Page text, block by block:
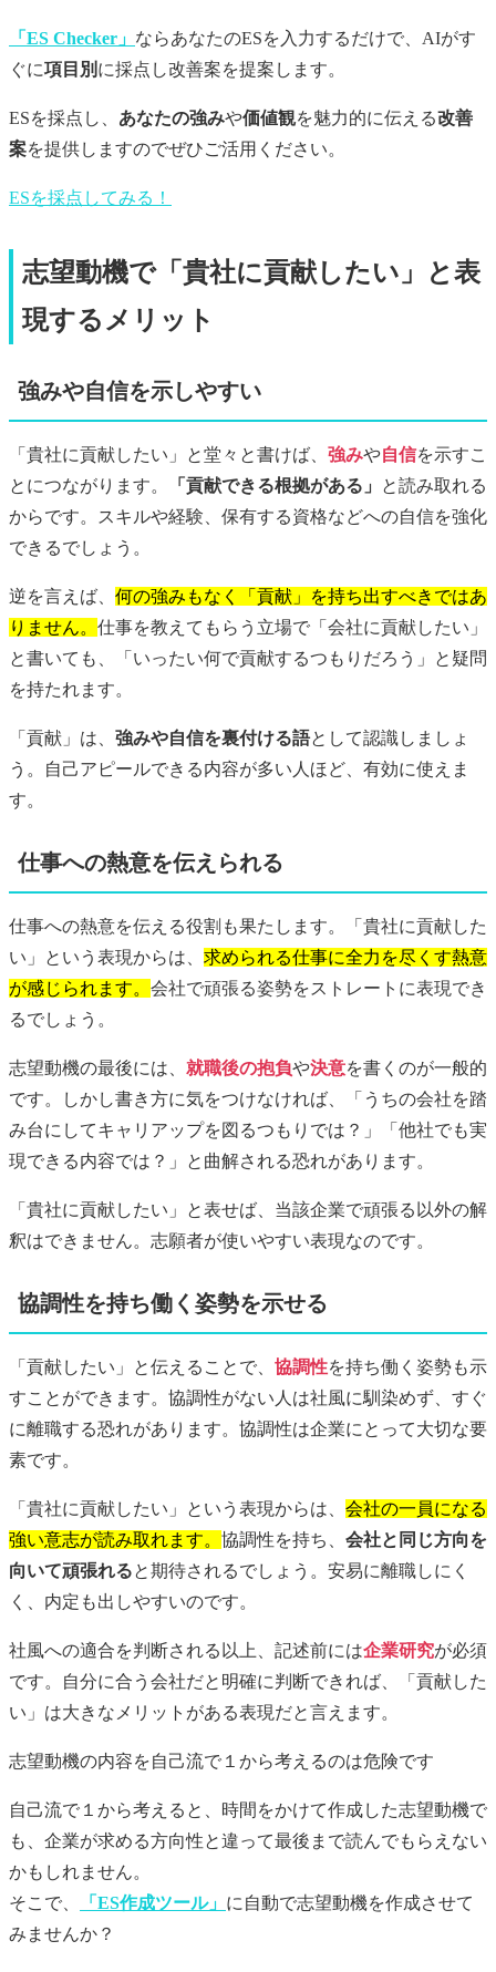
「ES Checker」 ならあなたのESを入力するだけで、AIがす
ぐに項目別 に採点し改善案を提案します。
ESを採点し、 あなたの強みや価値観を魅力的に伝える改善
案を提供しますのでぜひご活用ください。
ESを採点してみる！
志望動機で「貴社に貢献したい」と表
現するメリット
強みや自信を示しやすい
「貴社に貢献したい」と堂々と書けば、 強みや自信を示すこ
とにつながります。
「貢献できる根拠がある」
と読み取れる
からです。スキルや経験、保有する資格などへの自信を強化
できるでしょう。
逆を言えば、 何の強みもなく「貢献」を持ち出すべきではあ
りません。 仕事を教えてもらう立場で「会社に貢献したい」
と書いても、「いったい何で貢献するつもりだろう」と疑問
を持たれます。
「貢献」は、 強みや自信を裏付ける語として認識しましょ
う。自己アピールできる内容が多い人ほど、有効に使えま
す。
仕事への熱意を伝えられる
仕事への熱意を伝える役割も果たします。「貴社に貢献した
い」という表現からは、 求められる仕事に全力を尽くす熱意
が感じられます。 会社で頑張る姿勢をストレートに表現でき
るでしょう。
志望動機の最後には、 就職後の抱負や決意を書くのが一般的
です。しかし書き方に気をつけなければ、「うちの会社を踏
み台にしてキャリアップを図るつもりでは？」「他社でも実
現できる内容では？」と曲解される恐れがあります。
「貴社に貢献したい」と表せば、当該企業で頑張る以外の解
釈はできません。志願者が使いやすい表現なのです。
協調性を持ち働く姿勢を示せる
「貢献したい」と伝えることで、 協調性を持ち働く姿勢も示
すことができます。協調性がない人は社風に馴染めず、すぐ
に離職する恐れがあります。協調性は企業にとって大切な要
素です。
「貴社に貢献したい」という表現からは、 会社の一員になる
強い意志が読み取れます。 協調性を持ち、 会社と同じ方向を
向いて頑張れると期待されるでしょう。安易に離職しにく
く、内定も出しやすいのです。
社風への適合を判断される以上、記述前には企業研究が必須
です。自分に合う会社だと明確に判断できれば、「貢献した
い」は大きなメリットがある表現だと言えます。
志望動機の内容を自己流で１から考えるのは危険です
自己流で１から考えると、時間をかけて作成した志望動機で
も、企業が求める方向性と違って最後まで読んでもらえない
かもしれません。
そこで、
「ES作成ツール」 に自動で志望動機を作成させて
みませんか？